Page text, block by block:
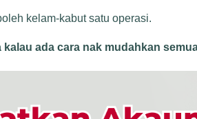
kelam-kabut satu operasi.
kalau ada cara nak mudahkan